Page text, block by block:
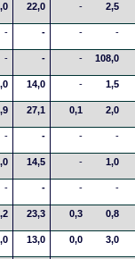
22,0 - 2,5
- - - -
- - - 108,0
14,0 - 1,5
27,1 0,1 2,0
- - - -
14,5 - 1,0
- - - -
23,3 0,3 0,8
13,0 0,0 3,0